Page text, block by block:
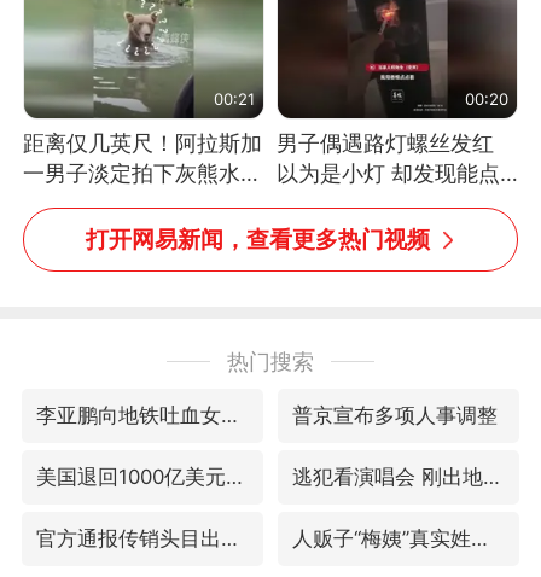
00:21
距离仅几英尺！阿拉斯加
一男子淡定拍下灰熊水中
捕食鲑鱼全程
00:20
男子偶遇路灯螺丝发红
以为是小灯 却发现能点
燃香烟 当事人：已报警
处理
打开网易新闻，查看更多热门视频
热门搜索
李亚鹏向地铁吐血女孩捐99999元 普京宣布多项人事调整
美国退回1000亿美元关税 逃犯看演唱会 刚出地铁就被逮住
官方通报传销头目出狱办书院 人贩子“梅姨”真实姓名曝光